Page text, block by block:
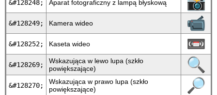
&#128248; Aparat fotograficzny z lampą błyskową
&#128249; Kamera wideo 📹
&#128252; Kaseta wideo 📼
&#128269;
Wskazująca w lewo lupa (szkło
powiększające)
🔍
&#128270;
Wskazująca w prawo lupa (szkło
powiększające)
🔎